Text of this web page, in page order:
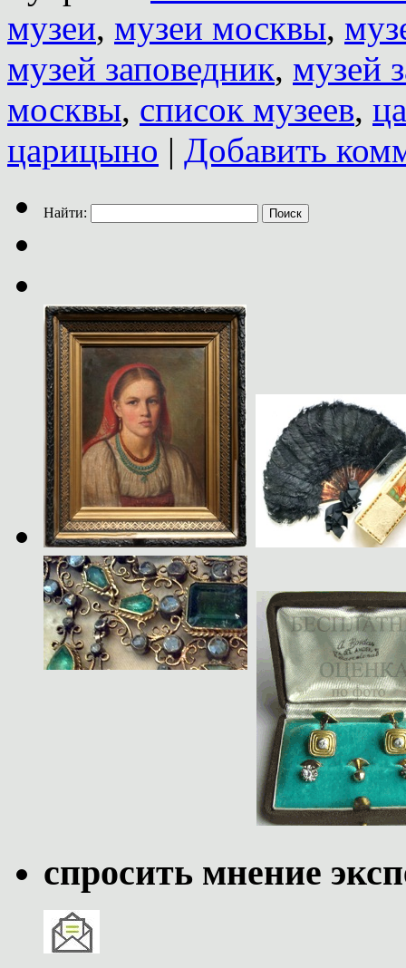
музеи, музеи москвы,
музей заповедник, музей
москвы, список музеев,
царицыно | Добавить
Найти:
спросить мнение